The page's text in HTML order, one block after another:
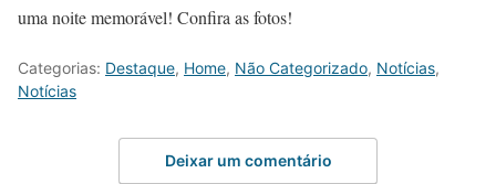
uma noite memorável! Confira as fotos!
Categorias: Destaque, Home, Não Categorizado, Notícias,
Notícias
Deixar um comentário